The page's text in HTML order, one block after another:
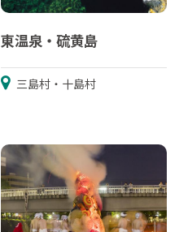
東温泉・硫黄島
三島村・十島村